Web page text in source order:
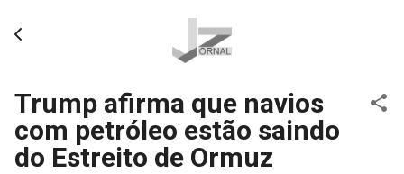
Pular para o conteúdo principal
Trump afirma que navios
com petróleo estão saindo
do Estreito de Ormuz